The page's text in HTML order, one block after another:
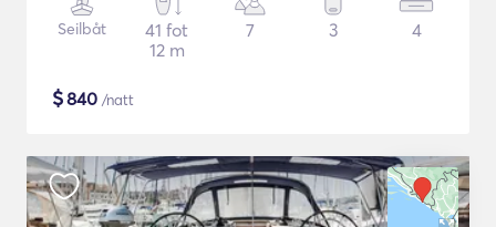
Seilbåt
41 fot
12 m
7 3 4
$840 /natt